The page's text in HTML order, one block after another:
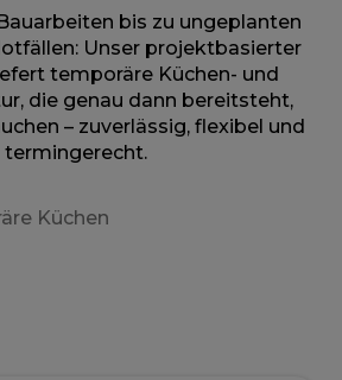
bis zu ungeplanten
Unser projektbasierter
temporäre Küchen- und
die genau dann bereitsteht,
– zuverlässig, flexibel und
termingerecht.
Küchen